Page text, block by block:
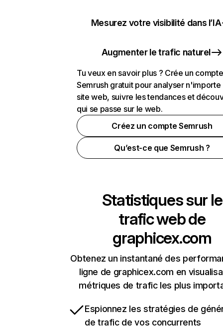
Mesurez votre visibilité dans l’IA
Augmenter le trafic naturel
Tu veux en savoir plus ? Crée un compte
Semrush gratuit pour analyser n'importe
site web, suivre les tendances et
qui se passe sur le web.
Créez un compte Semrush
Qu’est-ce que Semrush ?
Statistiques sur le
trafic web de
graphicex.com
Obtenez un instantané des
ligne de graphicex.com en
métriques de trafic les plus
Espionnez les stratégies de
de trafic de vos concurrents